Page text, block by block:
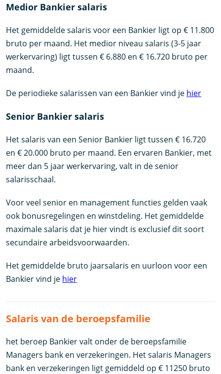
Medior Bankier salaris
Het gemiddelde salaris voor een Bankier ligt op € 11.800
bruto per maand. Het medior niveau salaris (3-5 jaar
werkervaring) ligt tussen € 6.880 en € 16.720 bruto per
maand.
De periodieke salarissen van een Bankier vind je hier
Senior Bankier salaris
Het salaris van een Senior Bankier ligt tussen € 16.720
en € 20.000 bruto per maand. Een ervaren Bankier, met
meer dan 5 jaar werkervaring, valt in de senior
salarisschaal.
Voor veel senior en management functies gelden vaak
ook bonusregelingen en winstdeling. Het gemiddelde
maximale salaris dat je hier vindt is exclusief dit soort
secundaire arbeidsvoorwaarden.
Het gemiddelde bruto jaarsalaris en uurloon voor een
Bankier vind je hier
Salaris van de beroepsfamilie
het beroep Bankier valt onder de beroepsfamilie
Managers bank en verzekeringen. Het salaris Managers
bank en verzekeringen ligt gemiddeld op € 11250 bruto